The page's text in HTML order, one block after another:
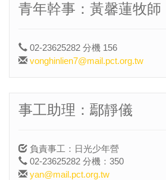
青年幹事：黃馨蓮牧師
02-23625282 分機 156
vonghinlien7@mail.pct.org.tw
事工助理：鄢靜儀
負責事工：日光少年營
02-23625282 分機：350
yan@mail.pct.org.tw